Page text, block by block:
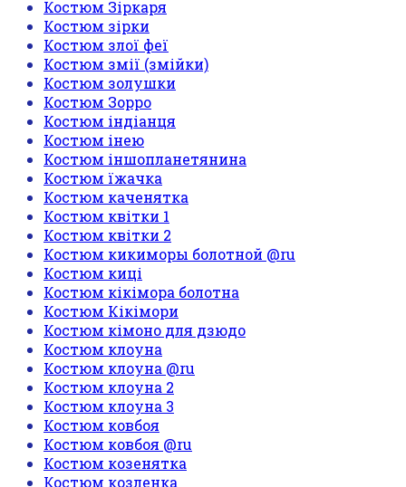
Костюм Зіркаря
Костюм зірки
Костюм злої феї
Костюм змії (змійки)
Костюм золушки
Костюм Зорро
Костюм індіанця
Костюм інею
Костюм іншопланетянина
Костюм їжачка
Костюм каченятка
Костюм квітки 1
Костюм квітки 2
Костюм кикиморы болотной @ru
Костюм киці
Костюм кікімора болотна
Костюм Кікімори
Костюм кімоно для дзюдо
Костюм клоуна
Костюм клоуна @ru
Костюм клоуна 2
Костюм клоуна 3
Костюм ковбоя
Костюм ковбоя @ru
Костюм козенятка
Костюм козленка